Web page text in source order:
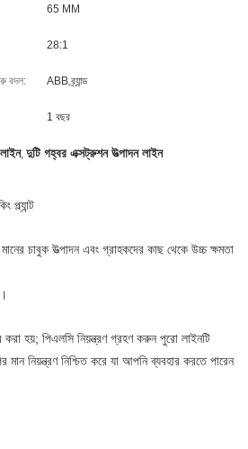
65 MM
28:1
বদল: ABB ব্র্যান্ড
1 বছর
, দুটি গহ্বর এক্সট্রুশন উত্পাদন লাইন
প্ল্যান্ট
চাবুক উত্পাদন এবং গ্রাহকদের কাছ থেকে উচ্চ ক্ষমতা
করা হয়; পিএলসি নিয়ন্ত্রণ গ্রহণ করুন পুরো লাইনটি
মান নিয়ন্ত্রণ নিশ্চিত করে যা আপনি ব্যবহার করতে পারেন